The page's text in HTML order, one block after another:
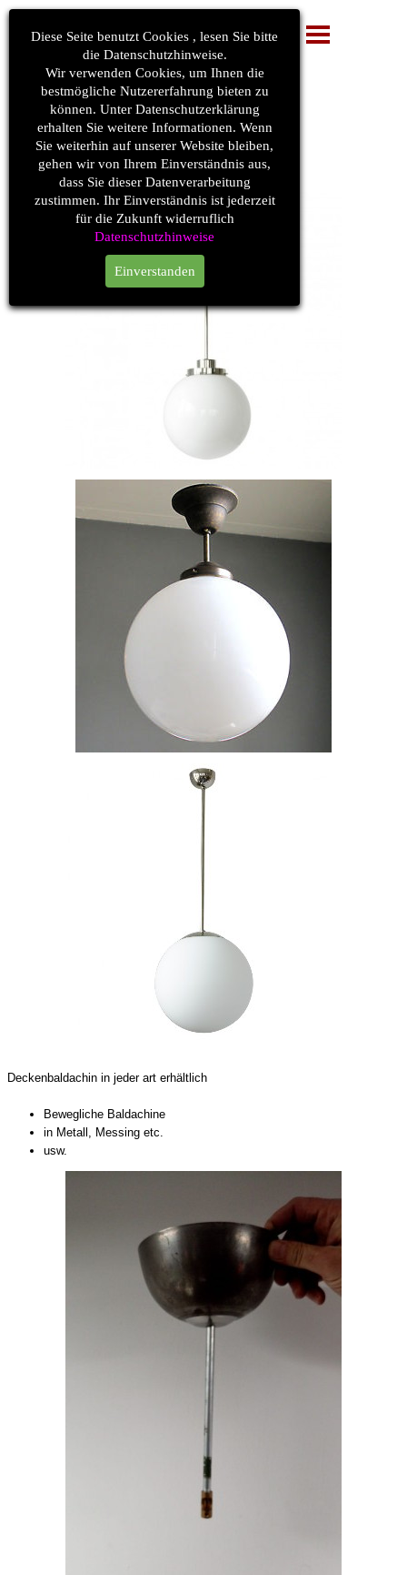
LED
Leuchtenhersteller
Kugelleuchte
Lichtlösungen > SLS Engineering
Deckenbaldachin in jeder art erhältlich
Bewegliche Baldachine
in Metall, Messing etc.
usw.
Diese Seite benutzt Cookies , lesen Sie bitte
die Datenschutzhinweise.
Wir verwenden Cookies, um Ihnen die
bestmögliche Nutzererfahrung bieten zu
können. Unter Datenschutzerklärung
erhalten Sie weitere Informationen. Wenn
Sie weiterhin auf unserer Website bleiben,
gehen wir von Ihrem Einverständnis aus,
dass Sie dieser Datenverarbeitung
zustimmen. Ihr Einverständnis ist jederzeit
für die Zukunft widerruflich
Datenschutzhinweise
Einverstanden